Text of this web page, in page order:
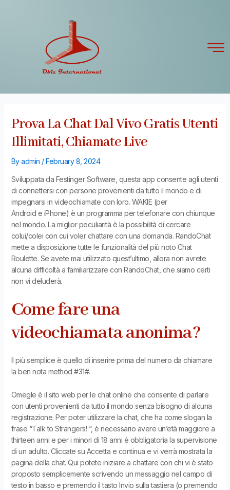
Prova La Chat Dal Vivo Gratis Utenti
Illimitati, Chiamate Live
Byadmin /February 8, 2024
Sviluppata da Festinger Software, questa app consente agli utenti
di connettersi con persone provenienti da tutto il mondo e di
impegnarsi in videochiamate con loro. WAKIE (per
Android e iPhone) è un programma per telefonare con chiunque
nel mondo. La miglior peculiarità è la possibilità di cercare
colui/colei con cui voler chattare con una domanda. RandoChat
mette a disposizione tutte le funzionalità del più noto Chat
Roulette. Se avete mai utilizzato quest’ultimo, allora non avrete
alcuna difficoltà a familiarizzare con RandoChat, che siamo certi
non vi deluderà.
Come fare una
videochiamata anonima?
Il più semplice è quello di inserire prima del numero da chiamare
la ben nota method #31#.
Omegle è il sito web per le chat online che consente di parlare
con utenti provenienti da tutto il mondo senza bisogno di alcuna
registrazione. Per poter utilizzare la chat, che ha come slogan la
frase “Talk to Strangers! “, è necessario avere un’età maggiore a
thirteen anni e per i minori di 18 anni è obbligatoria la supervisione
di un adulto. Cliccate su Accetta e continua e vi verrà mostrata la
pagina della chat. Qui potete iniziare a chattare con chi vi è stato
proposto semplicemente scrivendo un messaggio nel campo di
testo in basso e premendo il tasto Invio sulla tastiera (o premendo